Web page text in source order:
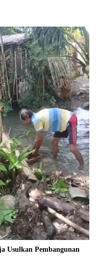
Usulkan Pembangunan